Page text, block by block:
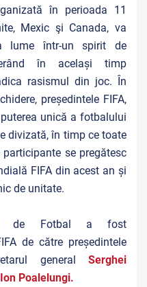
în perioada 11
Mexic şi Canada, va
lume într-un spirit de
în același timp
rasismul din joc. În
președintele FIFA,
unică a fotbalului
divizată, în timp ce toate
se pregătesc
FIFA din acest an și
de unitate.
de Fotbal a fost
de către președintele
general Serghei
Ion Poalelungi.